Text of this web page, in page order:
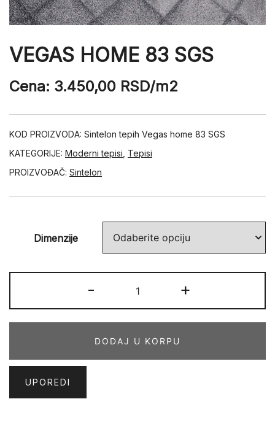
VEGAS HOME 83 SGS
Cena: 3.450,00 RSD/m2
KOD PROIZVODA: Sintelon tepih Vegas home 83 SGS
KATEGORIJE: Moderni tepisi Tepisi
PROIZVOĐAČ: Sintelon
Dimenzije
-
HOME
83
količina
+
DODAJ U KORPU
UPOREDI